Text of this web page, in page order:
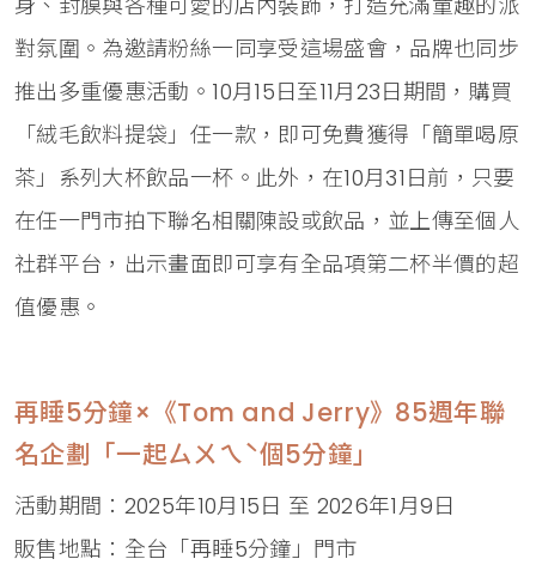
對氛圍。為邀請粉絲一同享受這場盛會，品牌也同步
推出多重優惠活動。10月15日至11月23日期間，購買
「絨毛飲料提袋」任一款，即可免費獲得「簡單喝原
茶」系列大杯飲品一杯。此外，在10月31日前，只要
在任一門市拍下聯名相關陳設或飲品，並上傳至個人
社群平台，出示畫面即可享有全品項第二杯半價的超
值優惠。
再睡5分鐘×《Tom and Jerry》85週年聯
名企劃「一起ㄙㄨㄟˋ個5分鐘」
活動期間：2025年10月15日 至 2026年1月9日
販售地點：全台「再睡5分鐘」門市